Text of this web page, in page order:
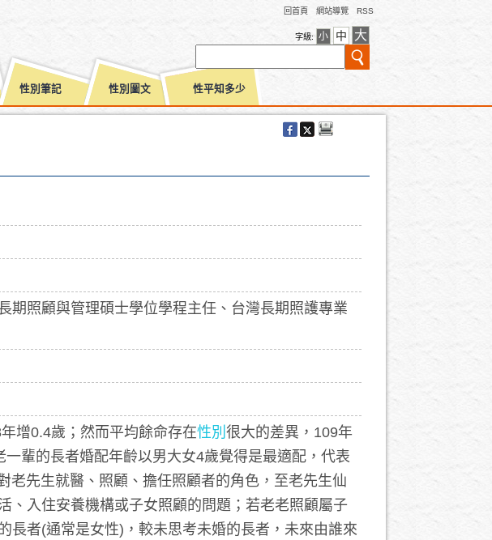
回首頁 網站導覽 RSS
字級: 小 中 大
性別筆記 性別圖文 性平知多少
期照顧與管理碩士學位學程主任、台灣長期照護專業
增0.4歲；然而平均餘命存在性別 很大的差異，109年
輩的長者婚配年齡以男大女4歲覺得是最適配，代表
老先生就醫、照顧、擔任照顧者的角色，至老先生仙
、入住安養機構或子女照顧的問題；若老老照顧屬子
長者(通常是女性)，較未思考未婚的長者，未來由誰來